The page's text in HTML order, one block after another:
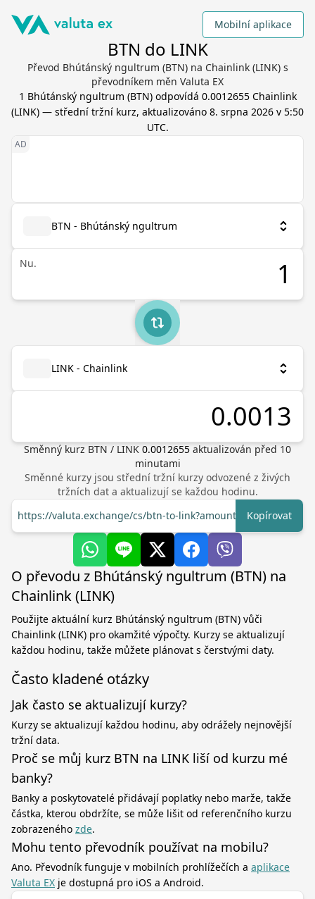
Mobilní aplikace
BTN do LINK
Převod Bhútánský ngultrum (BTN) na Chainlink (LINK) s
převodníkem měn Valuta EX
1 Bhútánský ngultrum (BTN) odpovídá 0.0012655 Chainlink
(LINK) — střední tržní kurz, aktualizováno 8. srpna 2026 v 5:50
UTC.
BTN - Bhútánský ngultrum
Nu.
LINK - Chainlink
Směnný kurz BTN / LINK 0.0012655 aktualizován před 10
minutami
Směnné kurzy jsou střední tržní kurzy odvozené z živých
tržních dat a aktualizují se každou hodinu.
https://valuta.exchange/cs/btn-to-link?amount=1 Kopírovat
O převodu z Bhútánský ngultrum (BTN) na
Chainlink (LINK)
Použijte aktuální kurz Bhútánský ngultrum (BTN) vůči
Chainlink (LINK) pro okamžité výpočty. Kurzy se aktualizují
každou hodinu, takže můžete plánovat s čerstvými daty.
Často kladené otázky
Jak často se aktualizují kurzy?
Kurzy se aktualizují každou hodinu, aby odrážely nejnovější
tržní data.
Proč se můj kurz BTN na LINK liší od kurzu mé
banky?
Banky a poskytovatelé přidávají poplatky nebo marže, takže
částka, kterou obdržíte, se může lišit od referenčního kurzu
zobrazeného zde.
Mohu tento převodník používat na mobilu?
Ano. Převodník funguje v mobilních prohlížečích a aplikace
Valuta EX je dostupná pro iOS a Android.